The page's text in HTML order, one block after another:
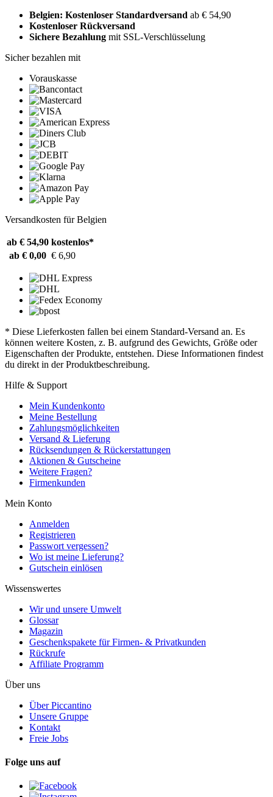
Belgien: Kostenloser Standardversand ab € 54,90
Kostenloser Rückversand
Sichere Bezahlung mit SSL-Verschlüsselung
Sicher bezahlen mit
Vorauskasse
Versandkosten für Belgien
ab € 54,90 kostenlos*
ab € 0,00 € 6,90
* Diese Lieferkosten fallen bei einem Standard-Versand an. Es
können weitere Kosten, z. B. aufgrund des Gewichts, Größe oder
Eigenschaften der Produkte, entstehen. Diese Informationen findest
du direkt in der Produktbeschreibung.
Hilfe & Support
Mein Kundenkonto
Meine Bestellung
Zahlungsmöglichkeiten
Versand & Lieferung
Rücksendungen & Rückerstattungen
Aktionen & Gutscheine
Weitere Fragen?
Firmenkunden
Mein Konto
Anmelden
Registrieren
Passwort vergessen?
Wo ist meine Lieferung?
Gutschein einlösen
Wissenswertes
Wir und unsere Umwelt
Glossar
Magazin
Geschenkspakete für Firmen- & Privatkunden
Rückrufe
Affiliate Programm
Über uns
Über Piccantino
Unsere Gruppe
Kontakt
Freie Jobs
Folge uns auf